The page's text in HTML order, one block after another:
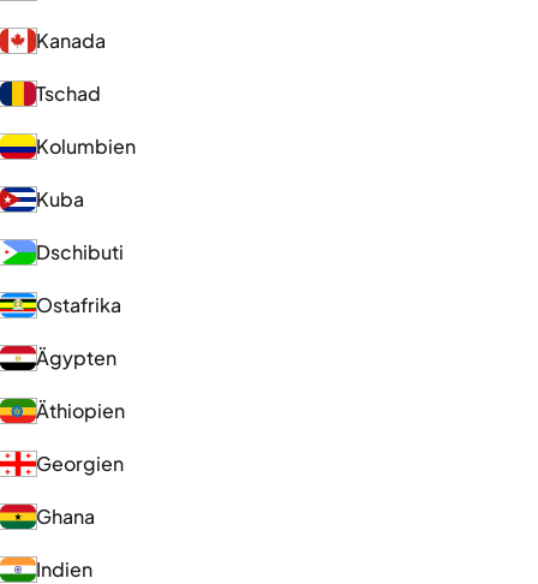
Kanada
Tschad
Kolumbien
Kuba
Dschibuti
Ostafrika
Ägypten
Äthiopien
Georgien
Ghana
Indien